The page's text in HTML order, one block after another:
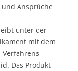
und Ansprüche
unter der
mit dem
Das Produkt